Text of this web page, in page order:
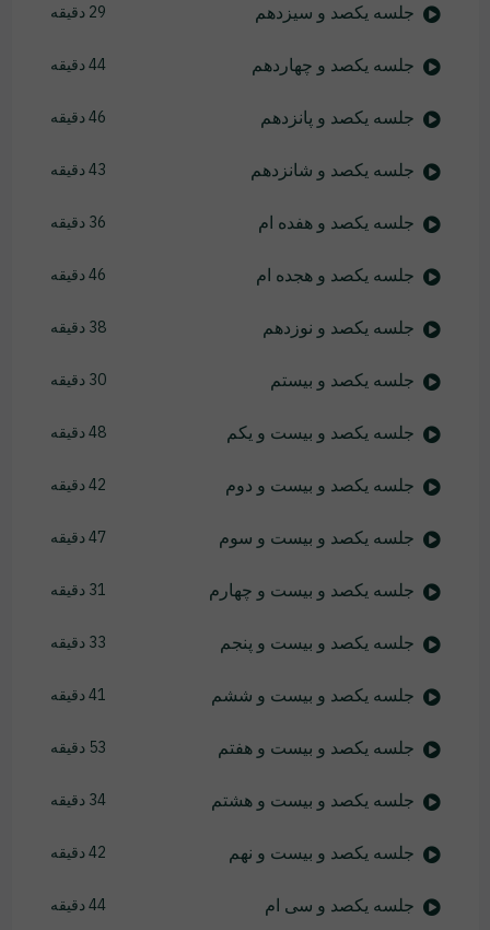
جلسه یکصد و سیزدهم 29 دقیقه
جلسه یکصد و چهاردهم 44 دقیقه
جلسه یکصد و پانزدهم 46 دقیقه
جلسه یکصد و شانزدهم 43 دقیقه
جلسه یکصد و هفده ام 36 دقیقه
جلسه یکصد و هجده ام 46 دقیقه
جلسه یکصد و نوزدهم 38 دقیقه
جلسه یکصد و بیستم 30 دقیقه
جلسه یکصد و بیست و یکم 48 دقیقه
جلسه یکصد و بیست و دوم 42 دقیقه
جلسه یکصد و بیست و سوم 47 دقیقه
جلسه یکصد و بیست و چهارم 31 دقیقه
جلسه یکصد و بیست و پنجم 33 دقیقه
جلسه یکصد و بیست و ششم 41 دقیقه
جلسه یکصد و بیست و هفتم 53 دقیقه
جلسه یکصد و بیست و هشتم 34 دقیقه
جلسه یکصد و بیست و نهم 42 دقیقه
جلسه یکصد و سی ام 44 دقیقه